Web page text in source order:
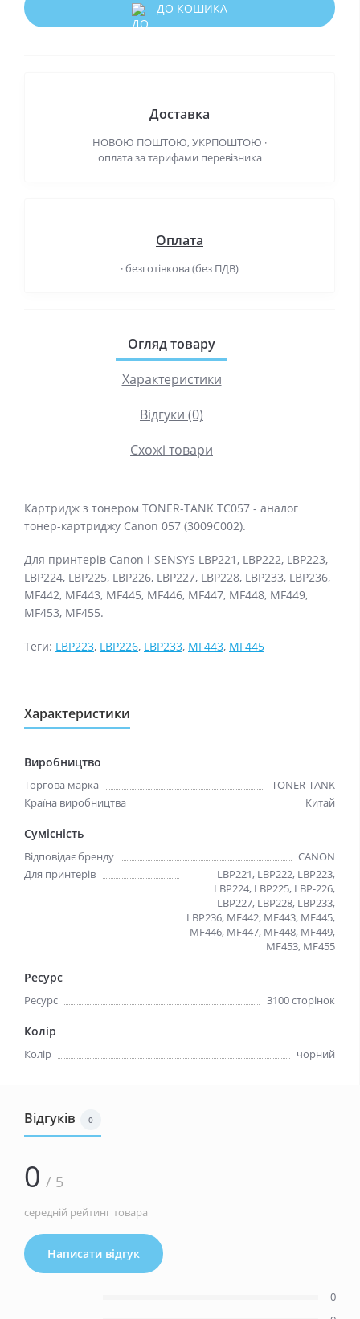
ДО КОШИКА
Доставка
НОВОЮ ПОШТОЮ, УКРПОШТОЮ ·
оплата за тарифами перевізника
Оплата
· безготівкова (без ПДВ)
Огляд товару
Характеристики
Відгуки (0)
Схожі товари
Картридж з тонером TONER-TANK TC057 - аналог
тонер-картриджу Canon 057 (3009C002).
Для принтерів Canon i-SENSYS LBP221, LBP222, LBP223,
LBP224, LBP225, LBP226, LBP227, LBP228, LBP233, LBP236,
MF442, MF443, MF445, MF446, MF447, MF448, MF449,
MF453, MF455.
Теги: LBP223, LBP226, LBP233, MF443, MF445
Характеристики
Виробництво
Торгова марка
TONER-TANK
Країна виробництва
Китай
Сумісність
Відповідає бренду
CANON
Для принтерів
LBP221, LBP222, LBP223,
LBP224, LBP225, LBP-226,
LBP227, LBP228, LBP233,
LBP236, MF442, MF443, MF445,
MF446, MF447, MF448, MF449,
MF453, MF455
Ресурс
Ресурс 3100 сторінок
Колір
Колір чорний
Відгуків 0
0 / 5
середній рейтинг товара
Написати відгук
0